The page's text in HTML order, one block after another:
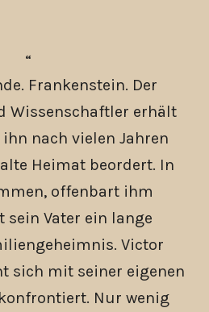
Frankenstein. Der
Wissenschaftler erhält
nach vielen Jahren
Heimat beordert. In
offenbart ihm
sein Vater ein lange
Victor
sich mit seiner eigenen
Nur wenig